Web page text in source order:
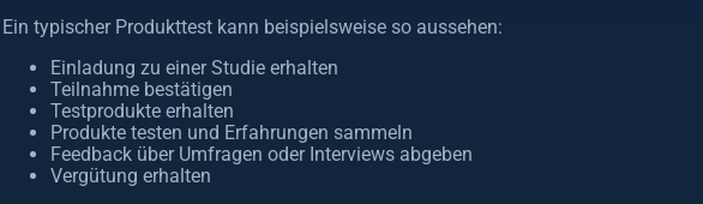
Ein typischer Produkttest kann beispielsweise so aussehen:
Einladung zu einer Studie erhalten
Teilnahme bestätigen
Testprodukte erhalten
Produkte testen und Erfahrungen sammeln
Feedback über Umfragen oder Interviews abgeben
Vergütung erhalten